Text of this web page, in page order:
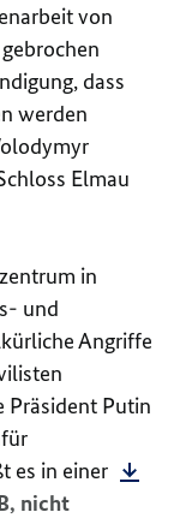
von
dass
werden
Elmau
in
und
Angriffe
Präsident Putin
es in einer
nicht